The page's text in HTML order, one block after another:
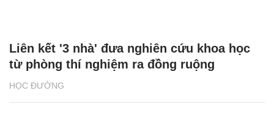
HỌC ĐƯỜNG
Liên kết '3 nhà' đưa nghiên cứu khoa học
từ phòng thí nghiệm ra đồng ruộng